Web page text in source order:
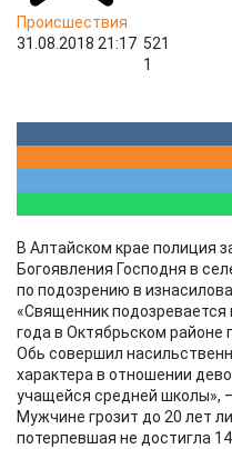
Происшествия
31.08.2018 21:17 521
1
В Алтайском крае полиция
Богоявления Господня в
по подозрению в
«Священник
года в Октябрьском районе
Обь совершил
характера в отношении
учащейся средней школы»,
Мужчине грозит до 20 лет
потерпевшая не достигла